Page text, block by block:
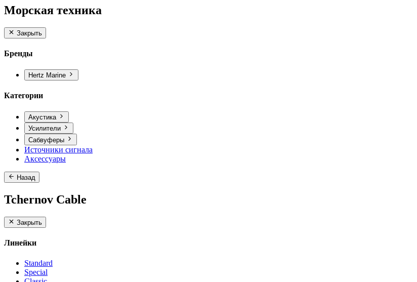
Морская техника
Закрыть
Бренды
Hertz Marine
Категории
Акустика
Усилители
Сабвуферы
Источники сигнала
Аксессуары
Назад
Tchernov Cable
Закрыть
Линейки
Standard
Special